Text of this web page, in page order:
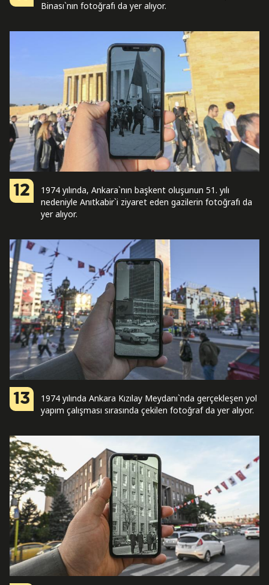
Binası`nın fotoğrafı da yer alıyor.
12
1974 yılında, Ankara`nın başkent oluşunun 51. yılı
nedeniyle Anıtkabir`i ziyaret eden gazilerin fotoğrafı da
yer alıyor.
13
1974 yılında Ankara Kızılay Meydanı`nda gerçekleşen yol
yapım çalışması sırasında çekilen fotoğraf da yer alıyor.